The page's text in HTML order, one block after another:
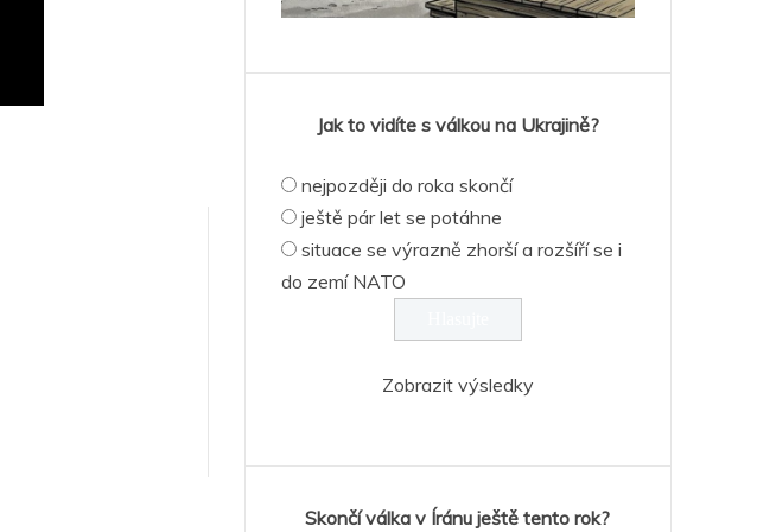
Jak to vidíte s válkou na Ukrajině?
nejpozději do roka skončí
ještě pár let se potáhne
situace se výrazně zhorší a rozšíří se i
do zemí NATO
Zobrazit výsledky
Skončí válka v Íránu ještě tento rok?